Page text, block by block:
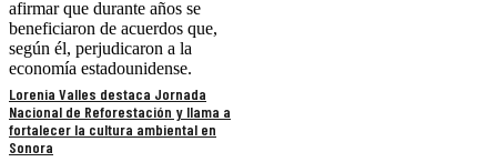
afirmar que durante años se
beneficiaron de acuerdos que,
según él, perjudicaron a la
economía estadounidense.
Lorenia Valles destaca Jornada
Nacional de Reforestación y llama a
fortalecer la cultura ambiental en
Sonora